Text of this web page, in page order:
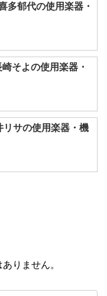
多郁代の使用楽器・
そよの使用楽器・
リサの使用楽器・機
りません。